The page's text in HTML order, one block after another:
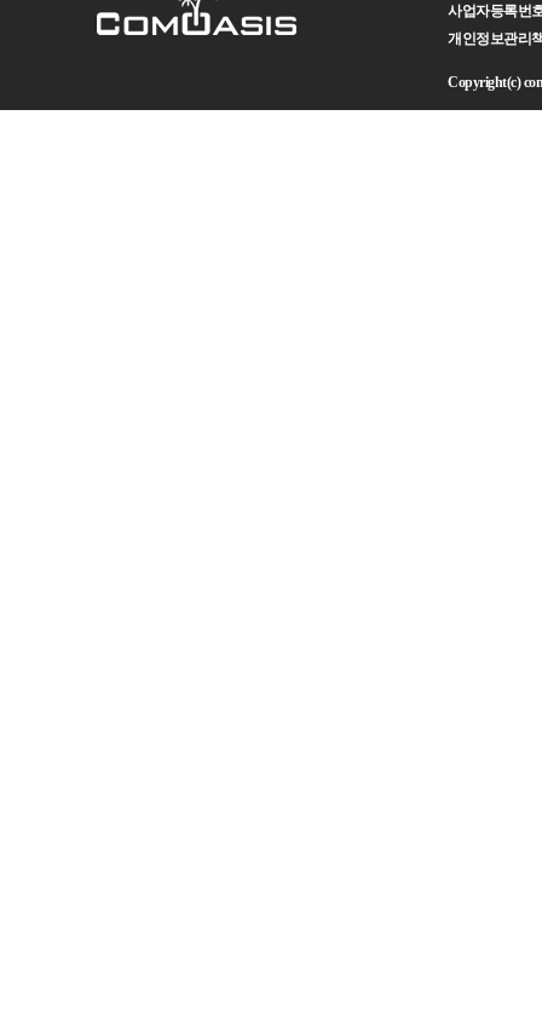
사업자등록번
개인정보관리
Copyright(c)